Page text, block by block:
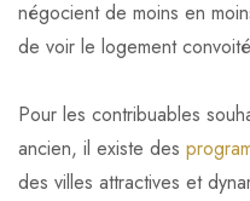
négocient de moins en
de voir le logement
Pour les contribuables
ancien, il existe des
des villes attractives et